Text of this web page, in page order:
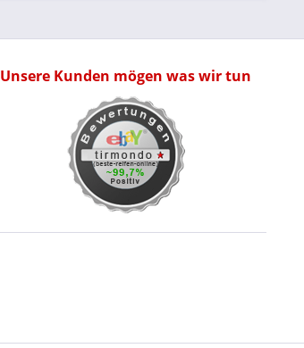
Unsere Kunden mögen was wir tun